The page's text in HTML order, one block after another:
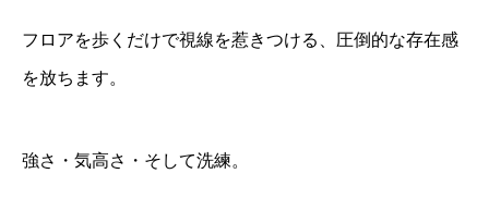
フロアを歩くだけで視線を惹きつける、圧倒的な存在感
を放ちます。
強さ・気高さ・そして洗練。